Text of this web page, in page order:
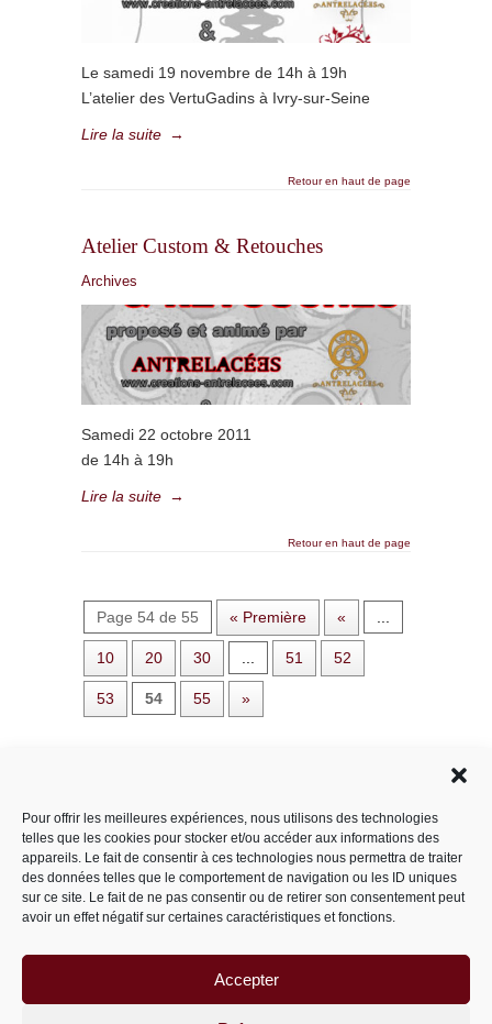
Pour offrir les meilleures expériences, nous utilisons des technologies
telles que les cookies pour stocker et/ou accéder aux informations des
appareils. Le fait de consentir à ces technologies nous permettra de traiter
des données telles que le comportement de navigation ou les ID uniques
sur ce site. Le fait de ne pas consentir ou de retirer son consentement peut
avoir un effet négatif sur certaines caractéristiques et fonctions.
Accepter
Le samedi 19 novembre de 14h à 19h
L’atelier des VertuGadins à Ivry-sur-Seine
Lire la suite →
Retour en haut de page
Atelier Custom & Retouches
Archives
Samedi 22 octobre 2011
de 14h à 19h
Lire la suite →
Retour en haut de page
Page 54 de 55 « Première «
10 20 30 51 52
53 54 55 »
Catégories